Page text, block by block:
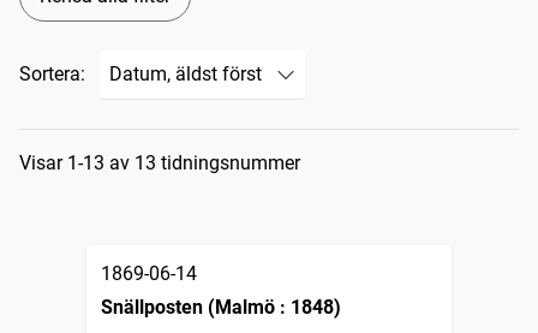
Sortera:
Sökresultat
Visar 1-13 av 13 tidningsnummer
1869-06-14
Snällposten (Malmö : 1848)